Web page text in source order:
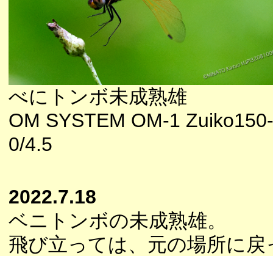
べにトンボ未成熟雄
OM SYSTEM OM-1
0/4.5
2022.7.18
ベニトンボの未成熟雄。
飛び立っては、元の場所に戻